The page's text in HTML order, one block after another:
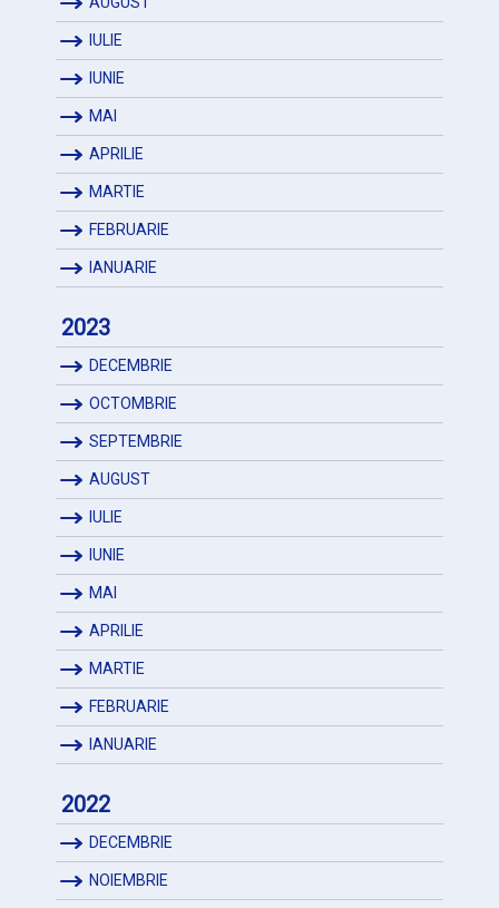
IULIE
IUNIE
MAI
APRILIE
MARTIE
FEBRUARIE
IANUARIE
2023
DECEMBRIE
OCTOMBRIE
SEPTEMBRIE
AUGUST
IULIE
IUNIE
MAI
APRILIE
MARTIE
FEBRUARIE
IANUARIE
2022
DECEMBRIE
NOIEMBRIE